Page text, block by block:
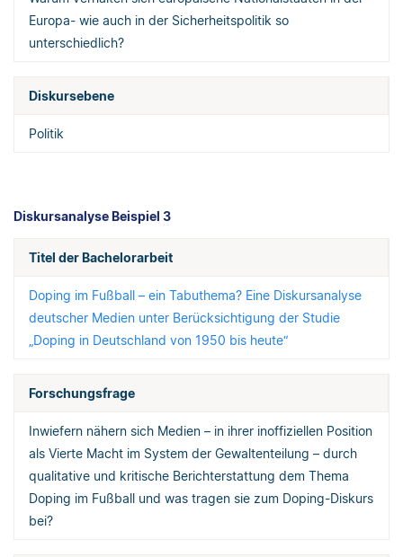
Europa- wie auch in der Sicherheitspolitik so
unterschiedlich?
Diskursebene
Politik
Diskursanalyse Beispiel 3
Titel der Bachelorarbeit
Doping im Fußball – ein Tabuthema? Eine Diskursanalyse
deutscher Medien unter Berücksichtigung der Studie
„Doping in Deutschland von 1950 bis heute“
Forschungsfrage
Inwiefern nähern sich Medien – in ihrer inoffiziellen Position
als Vierte Macht im System der Gewaltenteilung – durch
qualitative und kritische Berichterstattung dem Thema
Doping im Fußball und was tragen sie zum Doping-Diskurs
bei?